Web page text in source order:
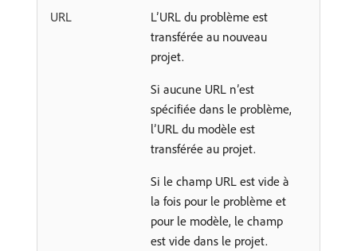
URL
L’URL du problème est
transférée au nouveau
projet.
Si aucune URL n’est
spécifiée dans le problème,
l’URL du modèle est
transférée au projet.
Si le champ URL est vide à
la fois pour le problème et
pour le modèle, le champ
est vide dans le projet.